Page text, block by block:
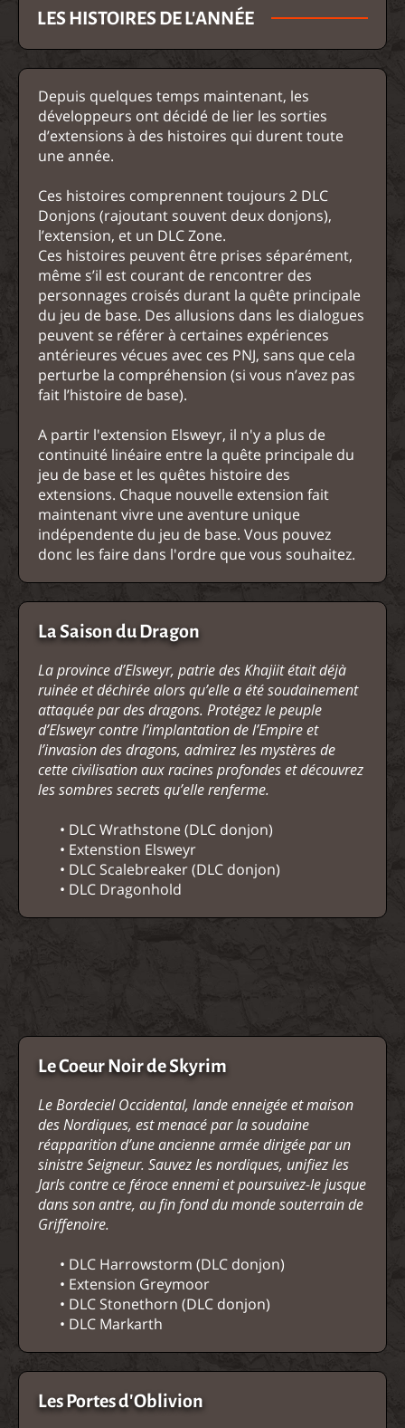
LES HISTOIRES DE L'ANNÉE
Depuis quelques temps maintenant, les
développeurs ont décidé de lier les sorties
d’extensions à des histoires qui durent toute
une année.
Ces histoires comprennent toujours 2 DLC
Donjons (rajoutant souvent deux donjons),
l’extension, et un DLC Zone.
Ces histoires peuvent être prises séparément,
même s’il est courant de rencontrer des
personnages croisés durant la quête principale
du jeu de base. Des allusions dans les dialogues
peuvent se référer à certaines expériences
antérieures vécues avec ces PNJ, sans que cela
perturbe la compréhension (si vous n’avez pas
fait l’histoire de base).
A partir l'extension Elsweyr, il n'y a plus de
continuité linéaire entre la quête principale du
jeu de base et les quêtes histoire des
extensions. Chaque nouvelle extension fait
maintenant vivre une aventure unique
indépendente du jeu de base. Vous pouvez
donc les faire dans l'ordre que vous souhaitez.
La Saison du Dragon
La province d’Elsweyr, patrie des Khajiit était déjà
ruinée et déchirée alors qu’elle a été soudainement
attaquée par des dragons. Protégez le peuple
d’Elsweyr contre l’implantation de l’Empire et
l’invasion des dragons, admirez les mystères de
cette civilisation aux racines profondes et découvrez
les sombres secrets qu’elle renferme.
• DLC Wrathstone (DLC donjon)
• Extenstion Elsweyr
• DLC Scalebreaker (DLC donjon)
• DLC Dragonhold
Le Coeur Noir de Skyrim
Le Bordeciel Occidental, lande enneigée et maison
des Nordiques, est menacé par la soudaine
réapparition d’une ancienne armée dirigée par un
sinistre Seigneur. Sauvez les nordiques, unifiez les
Jarls contre ce féroce ennemi et poursuivez-le jusque
dans son antre, au fin fond du monde souterrain de
Griffenoire.
• DLC Harrowstorm (DLC donjon)
• Extension Greymoor
• DLC Stonethorn (DLC donjon)
• DLC Markarth
Les Portes d'Oblivion